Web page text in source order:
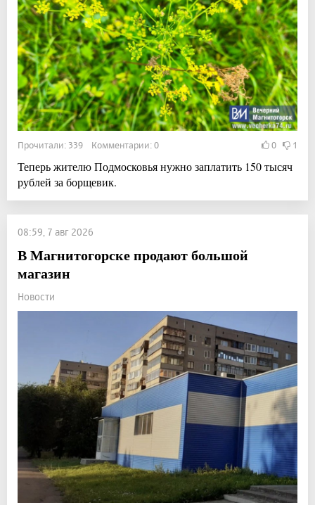
Прочитали: 339 Комментарии: 0 0 1
Теперь жителю Подмосковья нужно заплатить 150 тысяч
рублей за борщевик.
08:59, 7 авг 2026
В Магнитогорске продают большой
магазин
Новости